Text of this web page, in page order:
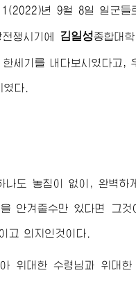
년 9월 8일 일군
전쟁시기에 김일성종합대학
세기를 내다보시였다고,
다.
나도 놓침이 없이, 완벽하
안겨줄수만 있다면 그
고 의지인것이다.
위대한 수령님 과 위대한